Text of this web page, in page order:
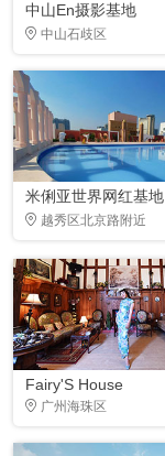
中山En摄影基地
中山石歧区
米俐亚世界网红基地
越秀区北京路附近
Fairy'S House
广州海珠区